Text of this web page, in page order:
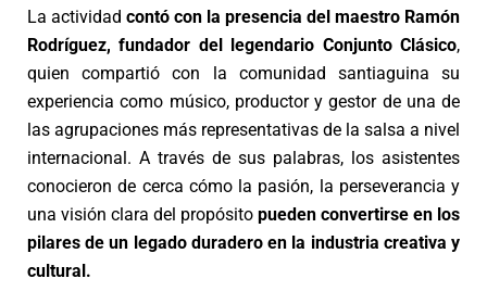
La actividad contó con la presencia del maestro Ramón
Rodríguez, fundador del legendario Conjunto Clásico,
quien compartió con la comunidad santiaguina su
experiencia como músico, productor y gestor de una de
las agrupaciones más representativas de la salsa a nivel
internacional. A través de sus palabras, los asistentes
conocieron de cerca cómo la pasión, la perseverancia y
una visión clara del propósito pueden convertirse en los
pilares de un legado duradero en la industria creativa y
cultural.